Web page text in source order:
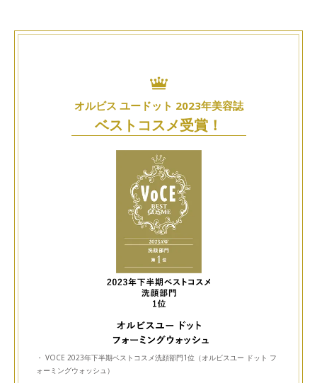
オルビス ユードット 2023年美容誌
ベストコスメ受賞！
・ VOCE 2023年下半期ベストコスメ洗顔部門1位（オルビスユー ドット フ
ォーミングウォッシュ）